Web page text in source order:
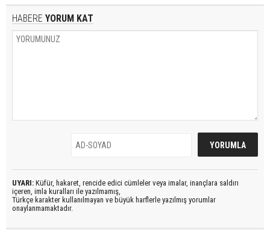
HABERE YORUM KAT
UYARI: Küfür, hakaret, rencide edici cümleler veya imalar, inançlara saldırı
içeren, imla kuralları ile yazılmamış,
Türkçe karakter kullanılmayan ve büyük harflerle yazılmış yorumlar
onaylanmamaktadır.